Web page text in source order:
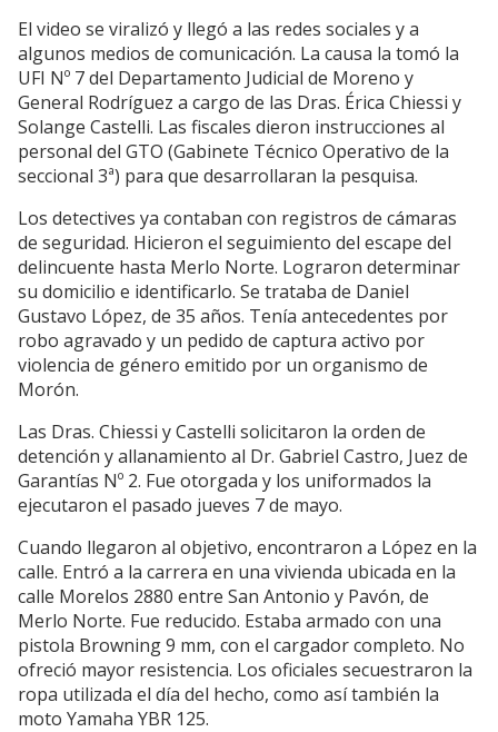
El video se viralizó y llegó a las redes sociales y a
algunos medios de comunicación. La causa la tomó la
UFI Nº 7 del Departamento Judicial de Moreno y
General Rodríguez a cargo de las Dras. Érica Chiessi y
Solange Castelli. Las fiscales dieron instrucciones al
personal del GTO (Gabinete Técnico Operativo de la
seccional 3ª) para que desarrollaran la pesquisa.
Los detectives ya contaban con registros de cámaras
de seguridad. Hicieron el seguimiento del escape del
delincuente hasta Merlo Norte. Lograron determinar
su domicilio e identificarlo. Se trataba de Daniel
Gustavo López, de 35 años. Tenía antecedentes por
robo agravado y un pedido de captura activo por
violencia de género emitido por un organismo de
Morón.
Las Dras. Chiessi y Castelli solicitaron la orden de
detención y allanamiento al Dr. Gabriel Castro, Juez de
Garantías Nº 2. Fue otorgada y los uniformados la
ejecutaron el pasado jueves 7 de mayo.
Cuando llegaron al objetivo, encontraron a López en la
calle. Entró a la carrera en una vivienda ubicada en la
calle Morelos 2880 entre San Antonio y Pavón, de
Merlo Norte. Fue reducido. Estaba armado con una
pistola Browning 9 mm, con el cargador completo. No
ofreció mayor resistencia. Los oficiales secuestraron la
ropa utilizada el día del hecho, como así también la
moto Yamaha YBR 125.